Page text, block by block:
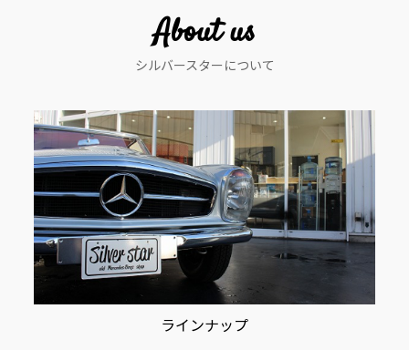
ン
About us
シルバースターについて
ラインナップ